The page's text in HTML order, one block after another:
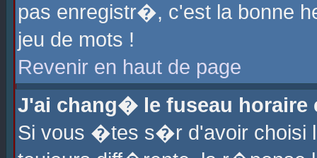
pas enregistr�, c'est la bonne
jeu de mots !
Revenir en haut de page
J'ai chang� le fuseau horaire
Si vous �tes s�r d'avoir choisi